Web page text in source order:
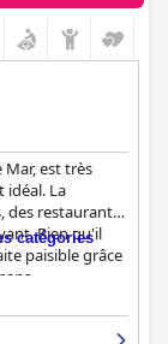
est très
idéal. La
des restaurants
Bien qu'il
paisible grâce
les
à son attrait en
catégories